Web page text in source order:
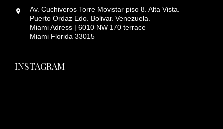
Av. Cuchiveros Torre Movistar piso 8. Alta Vista.
Puerto Ordaz Edo. Bolivar. Venezuela.
Miami Adress | 6010 NW 170 terrace
Miami Florida 33015
INSTAGRAM